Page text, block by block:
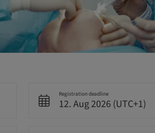
Registration deadline
12. Aug 2026 (UTC+1)